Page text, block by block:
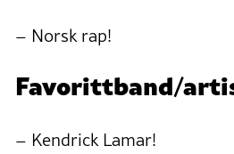
– Norsk rap!
Favorittband/
– Kendrick Lamar!